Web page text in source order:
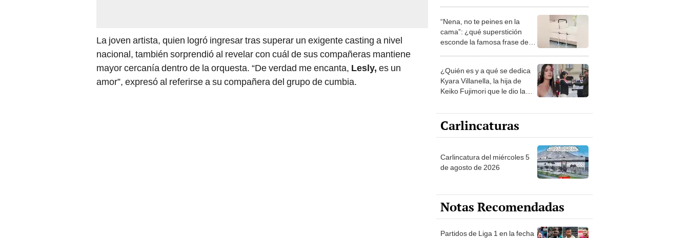
La joven artista, quien logró ingresar tras superar un exigente casting a nivel
nacional, también sorprendió al revelar con cuál de sus compañeras mantiene
mayor cercanía dentro de la orquesta. “De verdad me encanta, Lesly, es un
amor”, expresó al referirse a su compañera del grupo de cumbia.
“Nena, no te peines en la
cama”: ¿qué superstición
esconde la famosa frase de
¿Quién es y a qué se dedica
Kyara Villanella, la hija de
Keiko Fujimori que le dio la
Carlincaturas
Carlincatura del miércoles 5
de agosto de 2026
Notas Recomendadas
Partidos de Liga 1 en la fecha